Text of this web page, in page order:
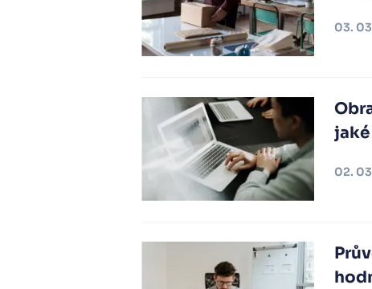
03.
02.